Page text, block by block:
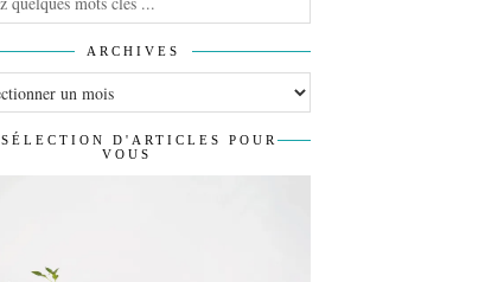
ARCHIVES
SÉLECTION D'ARTICLES POUR
VOUS